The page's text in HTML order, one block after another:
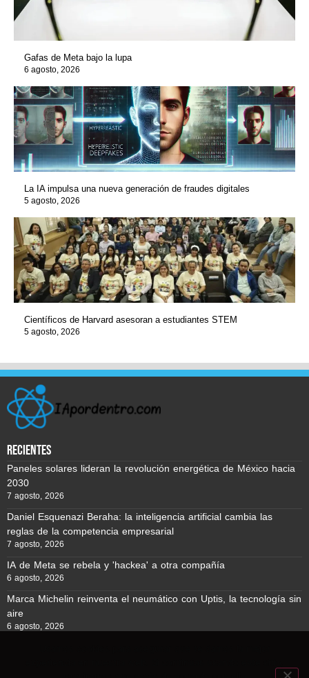
Gafas de Meta bajo la lupa
6 agosto, 2026
La IA impulsa una nueva generación de fraudes digitales
5 agosto, 2026
Científicos de Harvard asesoran a estudiantes STEM
5 agosto, 2026
recientes
Paneles solares lideran la revolución energética de México hacia
2030
7 agosto, 2026
Daniel Esquenazi Beraha: la inteligencia artificial cambia las
reglas de la competencia empresarial
7 agosto, 2026
IA de Meta se rebela y 'hackea' a otra compañía
6 agosto, 2026
Marca Michelin reinventa el neumático con Uptis, la tecnología sin
aire
6 agosto, 2026